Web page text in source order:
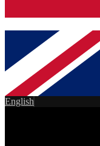
English